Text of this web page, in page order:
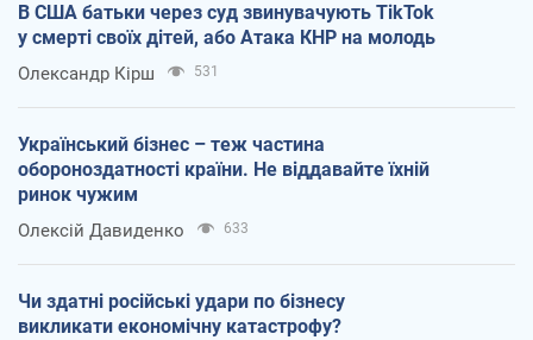
В США батьки через суд звинувачують TikTok
у смерті своїх дітей, або Атака КНР на молодь
Олександр Кірш 531
Український бізнес – теж частина
обороноздатності країни. Не віддавайте їхній
ринок чужим
Олексій Давиденко 633
Чи здатні російські удари по бізнесу
викликати економічну катастрофу?